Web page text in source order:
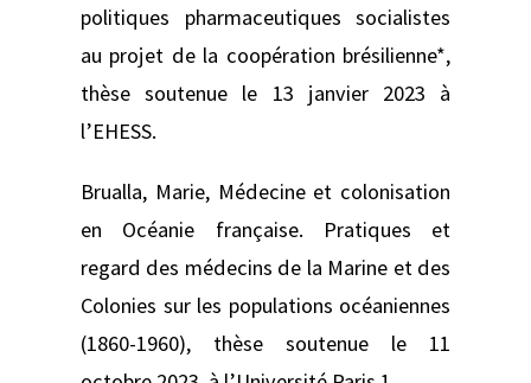
politiques pharmaceutiques socialistes
au projet de la coopération brésilienne*,
thèse soutenue le 13 janvier 2023 à
l’EHESS.
Brualla, Marie, Médecine et colonisation
en Océanie française. Pratiques et
regard des médecins de la Marine et des
Colonies sur les populations océaniennes
(1860-1960), thèse soutenue le 11